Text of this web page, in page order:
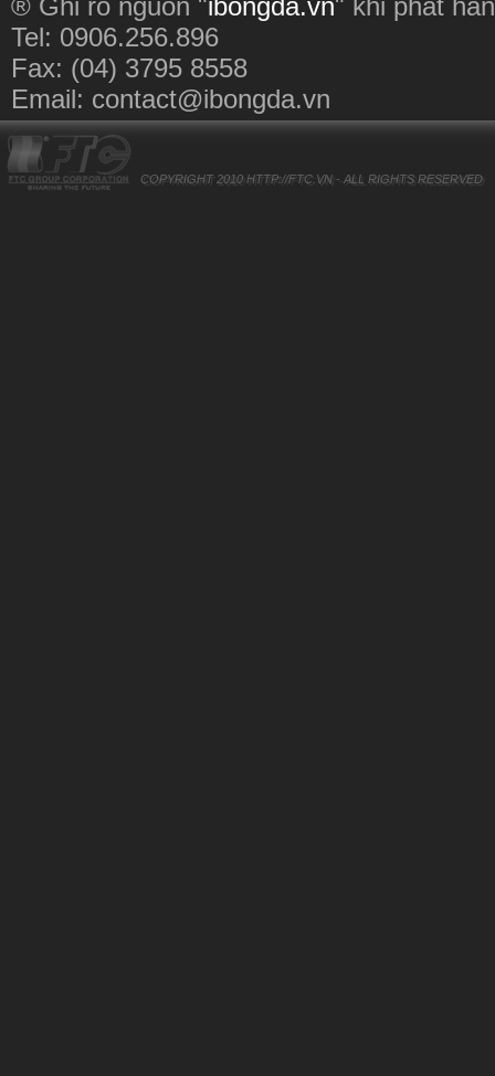
® Ghi rõ nguồn "ibongda.vn" khi phát
Tel: 0906.256.896
Fax: (04) 3795 8558
Email: contact@ibongda.vn
COPYRIGHT 2010 HTTP://FTC.VN - ALL RIGHTS RESERVED